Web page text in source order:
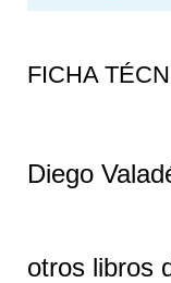
FICHA
Diego
otros libros